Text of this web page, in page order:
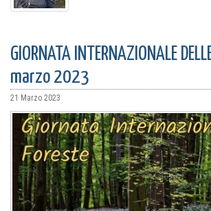
GIORNATA INTERNAZIONALE
marzo 2023
21 Marzo 2023